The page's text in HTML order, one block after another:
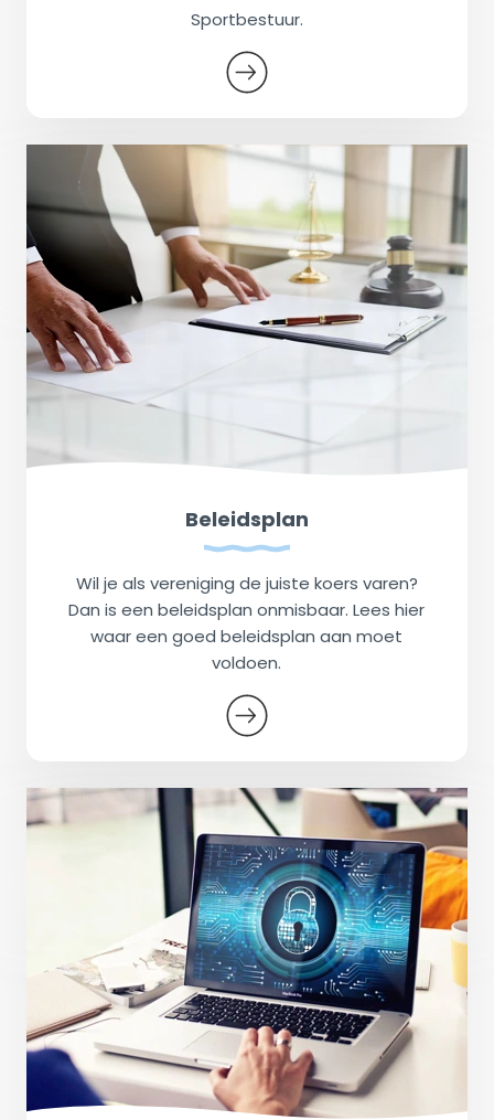
Sportbestuur.
Beleidsplan
Wil je als vereniging de juiste koers varen?
Dan is een beleidsplan onmisbaar. Lees hier
waar een goed beleidsplan aan moet
voldoen.